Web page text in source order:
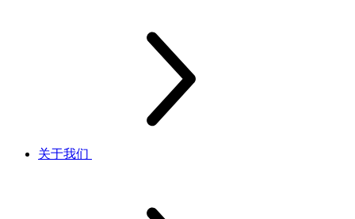
关于我们